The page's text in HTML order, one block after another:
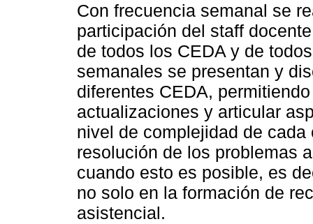
Con frecuencia semanal se
participación del staff
de todos los CEDA y de
semanales se presentan y
diferentes CEDA,
actualizaciones y articular
nivel de complejidad de
resolución de los problemas
cuando esto es posible, es
no solo en la formación de
asistencial.